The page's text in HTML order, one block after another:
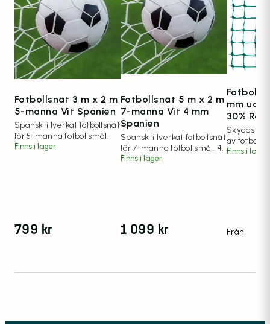
Fotbollsnät 3 m x 2 m
5-manna Vit Spanien
Spansktillverkat fotbollsnät
för 5-manna fotbollsmål.
Finns i lager
799 kr
Fotbollsnät 5 m x 2 m
7-manna Vit 4 mm
Spanien
Spansktillverkat fotbollsnät
för 7-manna fotbollsmål. 4
mm trådgrovlek.
Finns i lager
1 099 kr
mm
30%
av
Finns i lager
Från